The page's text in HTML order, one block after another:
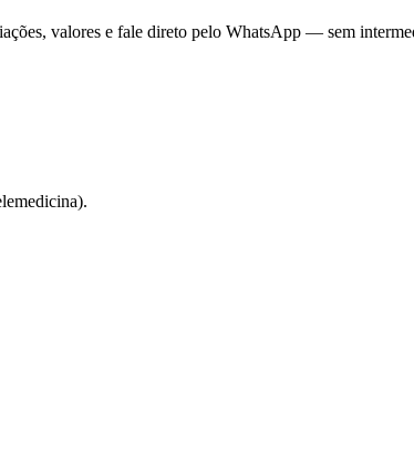
valores e fale direto pelo WhatsApp — sem